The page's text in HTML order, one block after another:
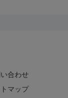
合わせ
マップ